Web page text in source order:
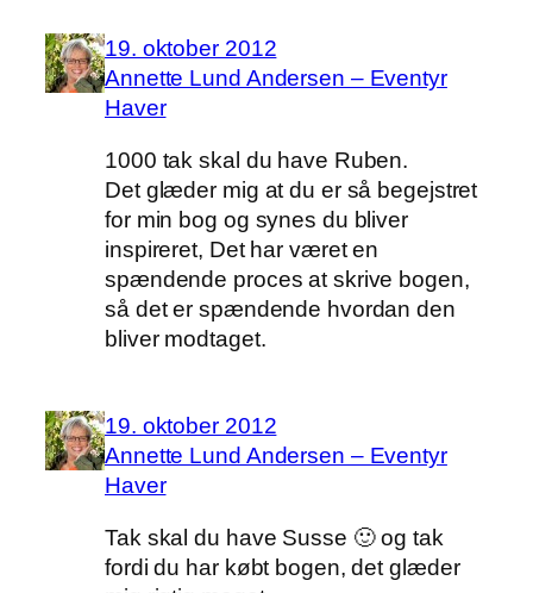
19. oktober 2012
Annette Lund Andersen – Eventyr
Haver
1000 tak skal du have Ruben.
Det glæder mig at du er så begejstret
for min bog og synes du bliver
inspireret, Det har været en
spændende proces at skrive bogen,
så det er spændende hvordan den
bliver modtaget.
19. oktober 2012
Annette Lund Andersen – Eventyr
Haver
Tak skal du have Susse 🙂 og tak
fordi du har købt bogen, det glæder